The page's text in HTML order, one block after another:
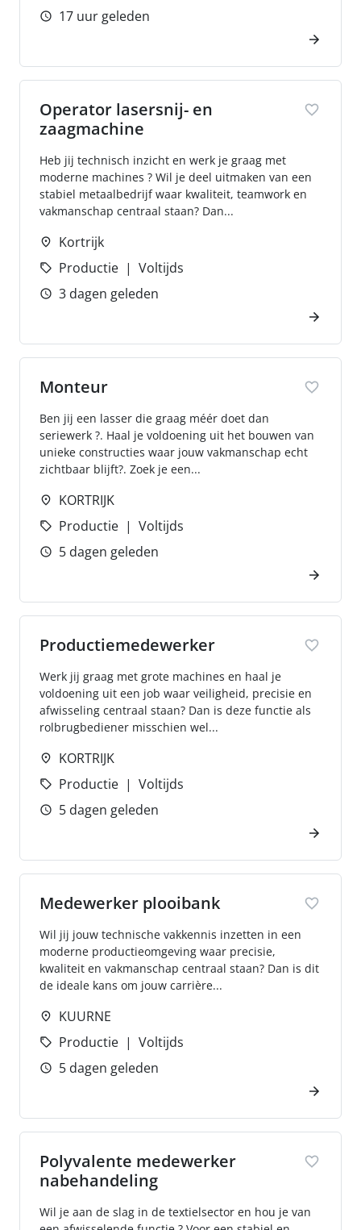
17 uur geleden
Operator lasersnij- en
zaagmachine
Heb jij technisch inzicht en werk je graag met
moderne machines ? Wil je deel uitmaken van een
stabiel metaalbedrijf waar kwaliteit, teamwork en
vakmanschap centraal staan? Dan...
Kortrijk
Productie
Voltijds
3 dagen geleden
Monteur
Ben jij een lasser die graag méér doet dan
seriewerk ?. Haal je voldoening uit het bouwen van
unieke constructies waar jouw vakmanschap echt
zichtbaar blijft?. Zoek je een...
KORTRIJK
Productie
Voltijds
5 dagen geleden
Productiemedewerker
Werk jij graag met grote machines en haal je
voldoening uit een job waar veiligheid, precisie en
afwisseling centraal staan? Dan is deze functie als
rolbrugbediener misschien wel...
KORTRIJK
Productie
Voltijds
5 dagen geleden
Medewerker plooibank
Wil jij jouw technische vakkennis inzetten in een
moderne productieomgeving waar precisie,
kwaliteit en vakmanschap centraal staan? Dan is dit
de ideale kans om jouw carrière...
KUURNE
Productie
Voltijds
5 dagen geleden
Polyvalente medewerker
nabehandeling
Wil je aan de slag in de textielsector en hou je van